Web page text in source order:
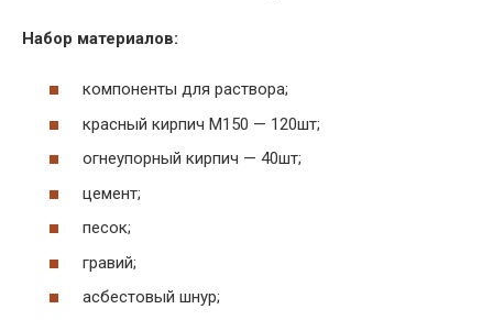
Набор материалов:
компоненты для раствора;
красный кирпич М150 — 120шт;
огнеупорный кирпич — 40шт;
цемент;
песок;
гравий;
асбестовый шнур;